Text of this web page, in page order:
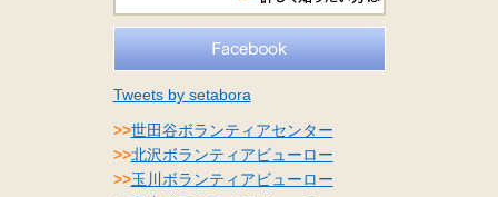
Tweets by setabora
>>世田谷ボランティアセンター
>>北沢ボランティアビューロー
>>玉川ボランティアビューロー